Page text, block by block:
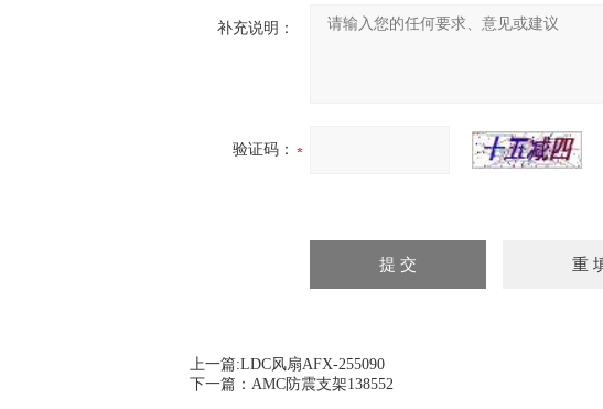
补充说明：
验证码：
上一篇:LDC风扇AFX-255090
下一篇： AMC防震支架138552